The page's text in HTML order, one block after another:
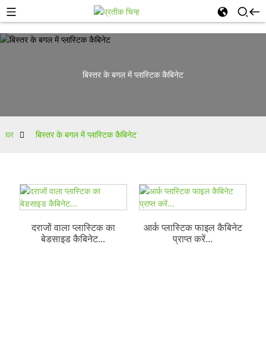
बिस्तर के बगल में प्लास्टिक कैबिनेट
घर बिस्तर के बगल में प्लास्टिक कैबिनेट
दराजों वाला प्लास्टिक का
बेडसाइड कैबिनेट...
आर्क प्लास्टिक फाइल कैबिनेट
प्राप्त करें...